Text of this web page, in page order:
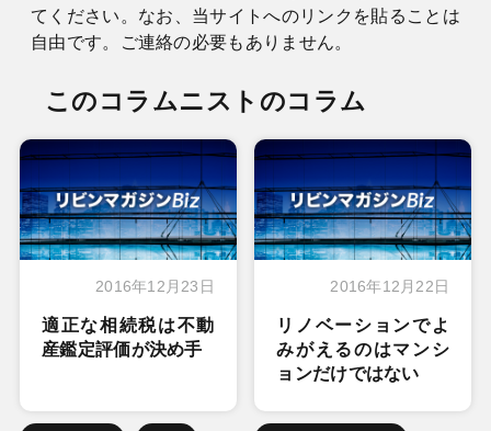
てください。なお、当サイトへのリンクを貼ることは
自由です。ご連絡の必要もありません。
このコラムニストのコラム
2016年12月23日
適正な相続税は不動
産鑑定評価が決め手
2016年12月22日
リノベーションでよ
みがえるのはマンシ
ョンだけではない